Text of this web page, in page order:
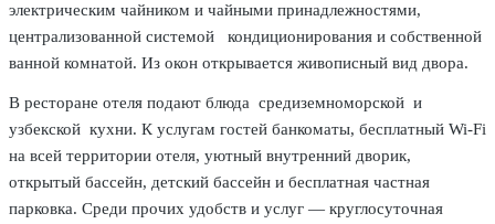
электрическим чайником и чайными принадлежностями,
централизованной системой кондиционирования и собственной
ванной комнатой. Из окон открывается живописный вид двора.
В ресторане отеля подают блюда средиземноморской и
узбекской кухни. К услугам гостей банкоматы, бесплатный Wi-Fi
на всей территории отеля, уютный внутренний дворик,
открытый бассейн, детский бассейн и бесплатная частная
парковка. Среди прочих удобств и услуг — круглосуточная